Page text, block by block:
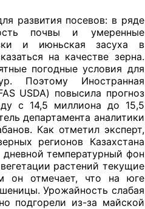
развития посевов: в ряде
почвы и умеренные
и июньская засуха в
на качестве зерна.
погодные условия для
Поэтому Иностранная
USDA) повысила прогноз
с 14,5 миллиона до 15,5
департамента аналитики
Как отметил эксперт,
регионов Казахстана
температурный фон
растений текущие
он отмечает, что на юге
Урожайность слабая
подгорели из-за майской